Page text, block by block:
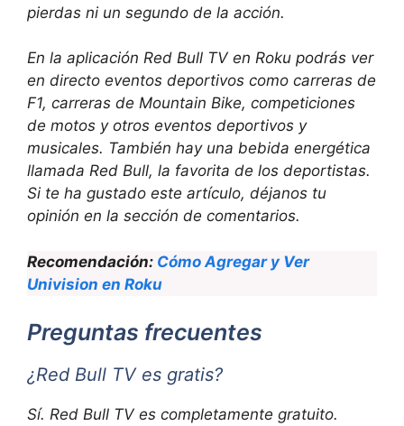
pierdas ni un segundo de la acción.
En la aplicación Red Bull TV en Roku podrás ver
en directo eventos deportivos como carreras de
F1, carreras de Mountain Bike, competiciones
de motos y otros eventos deportivos y
musicales. También hay una bebida energética
llamada Red Bull, la favorita de los deportistas.
Si te ha gustado este artículo, déjanos tu
opinión en la sección de comentarios.
Recomendación: Cómo Agregar y Ver
Univision en Roku
Preguntas frecuentes
¿Red Bull TV es gratis?
Sí. Red Bull TV es completamente gratuito.